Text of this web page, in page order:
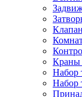
Краны
Набор
Набор